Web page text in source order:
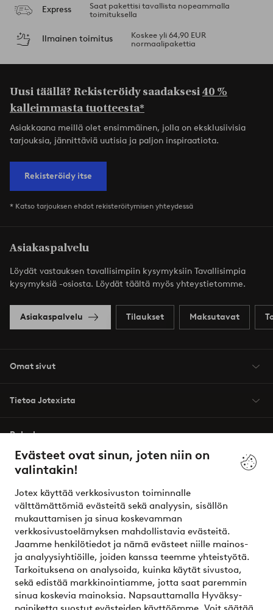
Evästeet ovat sinun, joten niin on
valintakin!
Jotex käyttää verkkosivuston toiminnalle
välttämättömiä evästeitä sekä analyysin, sisällön
mukauttamisen ja sinua koskevamman
verkkosivustoelämyksen mahdollistavia evästeitä.
Jaamme henkilötiedot ja nämä evästeet niille mainos-
ja analyysiyhtiöille, joiden kanssa teemme yhteistyötä.
Tarkoituksena on analysoida, kuinka käytät sivustoa,
sekä edistää markkinointiamme, jotta saat paremmin
sinua koskevia mainoksia. Napsauttamalla Hyväksy-
Express
Saat pakettisi tavallista nopeammalla
toimituksella
Ilmainen toimitus
Koskee yli 64,90 EUR
normaalipakettia
Uusi täällä? Rekisteröidy saadaksesi40 %
kalleimmasta tuotteesta*
Asiakkaana meillä olet ensimmäinen, jolla on eksklusiivisia
tarjouksia, jännittäviä uutisia ja paljon inspiraatiota.
Rekisteröidy itse
* Katso tarjouksen ehdot rekisteröitymisen yhteydessä
Asiakaspalvelu
Löydät vastauksen tavallisimpiin kysymyksiin Tavallisimpia
kysymyksiä -osiosta. Löydät täältä myös yhteystietomme.
Asiakaspalvelu Tilaukset Maksutavat
Omat sivut
Tietoa Jotexista
Palvelumme
Ehdot
Ystävät
Turvalliset maksut – maksa nyt tai erissä
Haluatko tietää lisää maksuvaihtoehdoistamme?
elpy